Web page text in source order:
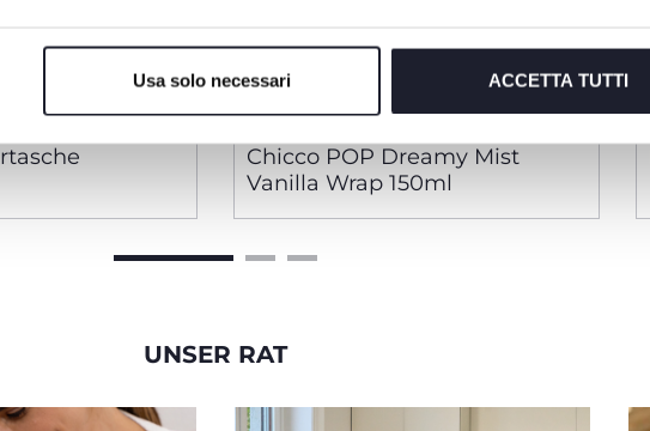
Usa solo necessari ACCETTA TUTTI
2 Farben
Chicco POP Dreamy Mist
Vanilla Wrap 150ml
UNSER RAT